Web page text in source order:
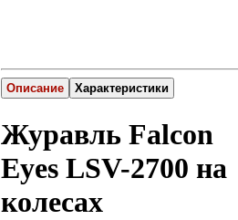
Описание Характеристики
Журавль Falcon
Eyes LSV-2700 на
колесах